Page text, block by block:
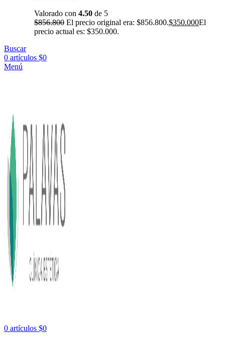
Valorado con 4.50 de 5
$856.800 El precio original era: $856.800.$350.000El
precio actual es: $350.000.
Buscar
0 artículos $0
Menú
0 artículos $0